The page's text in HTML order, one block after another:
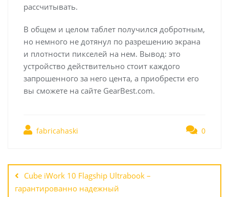
рассчитывать.
В общем и целом таблет получился добротным,
но немного не дотянул по разрешению экрана
и плотности пикселей на нем. Вывод: это
устройство действительно стоит каждого
запрошенного за него цента, а приобрести его
вы сможете на сайте GearBest.com.
fabricahaski 0
по
записям
Cube iWork 10 Flagship Ultrabook –
гарантированно надежный